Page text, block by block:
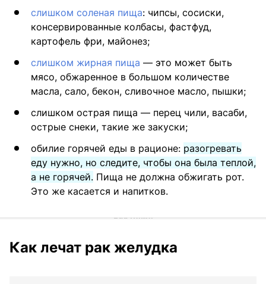
слишком соленая пища: чипсы, сосиски,
консервированные колбасы, фастфуд,
картофель фри, майонез;
слишком жирная пища — это может быть
мясо, обжаренное в большом количестве
масла, сало, бекон, сливочное масло, пышки;
слишком острая пища — перец чили, васаби,
острые снеки, такие же закуски;
обилие горячей еды в рационе: разогревать
еду нужно, но следите, чтобы она была теплой,
а не горячей. Пища не должна обжигать рот.
Это же касается и напитков.
Как лечат рак желудка